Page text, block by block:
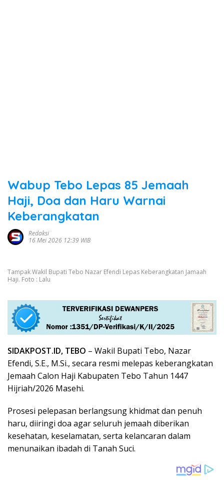
Wabup Tebo Lepas 85 Jemaah
Haji, Doa dan Haru Warnai
Keberangkatan
Redaksi
16 Mei 2026 12:39 WIB
Tampak Wakil Bupati Tebo Nazar Efendi Lepas Keberangkatan Jamaah
Haji. Foto : Lalu
SIDAKPOST.ID, TEBO – Wakil Bupati Tebo, Nazar
Efendi, S.E., M.Si., secara resmi melepas keberangkatan
Jemaah Calon Haji Kabupaten Tebo Tahun 1447
Hijriah/2026 Masehi.
Prosesi pelepasan berlangsung khidmat dan penuh
haru, diiringi doa agar seluruh jemaah diberikan
kesehatan, keselamatan, serta kelancaran dalam
menunaikan ibadah di Tanah Suci.